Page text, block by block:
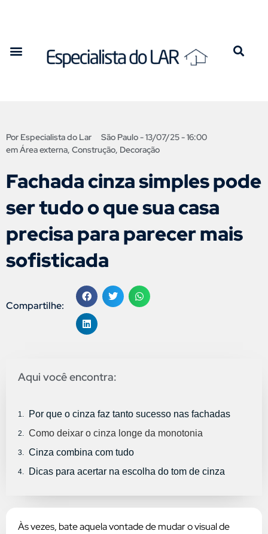
Por Especialista do Lar São Paulo -13/07/25 - 16:00
emÁrea externa, Construção, Decoração
Fachada cinza simples pode
ser tudo o que sua casa
precisa para parecer mais
sofisticada
Compartilhe:
Aqui você encontra:
Por que o cinza faz tanto sucesso nas fachadas
Como deixar o cinza longe da monotonia
Cinza combina com tudo
Dicas para acertar na escolha do tom de cinza
Às vezes, bate aquela vontade de mudar o visual de